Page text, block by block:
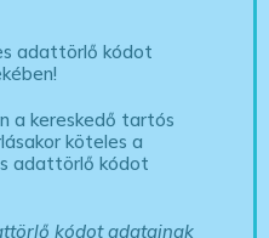
adattörlő kódot
a kereskedő tartós
köteles a
adattörlő kódot
kódot adatainak